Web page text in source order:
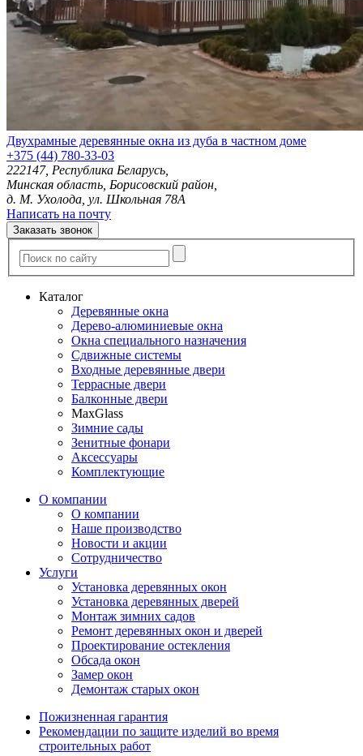
Двухрамные деревянные окна из дуба в частном доме
+375 (44) 780-33-03
222147, Республика Беларусь,
Минская область, Борисовский район,
д. М. Ухолода, ул. Школьная 78А
Написать на почту
Заказать звонок
Каталог
Деревянные окна
Дерево-алюминиевые окна
Окна специального назначения
Сдвижные системы
Входные деревянные двери
Террасные двери
Балконные двери
MaxGlass
Зимние сады
Зенитные фонари
Аксессуары
Комплектующие
О компании
О компании
Наше производство
Новости и акции
Сотрудничество
Услуги
Установка деревянных окон
Установка деревянных дверей
Монтаж зимних садов
Ремонт деревянных окон и дверей
Проектирование остекления
Обсада окон
Замер окон
Демонтаж старых окон
Пожизненная гарантия
Рекомендации по защите изделий во время
строительных работ